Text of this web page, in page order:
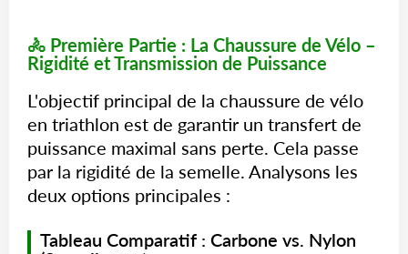
🚴 Première Partie : La Chaussure de Vélo –
Rigidité et Transmission de Puissance
L'objectif principal de la chaussure de vélo
en triathlon est de garantir un transfert de
puissance maximal sans perte. Cela passe
par la rigidité de la semelle. Analysons les
deux options principales :
Tableau Comparatif : Carbone vs. Nylon